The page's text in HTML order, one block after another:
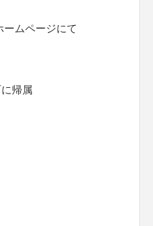
ームページにて
帰属